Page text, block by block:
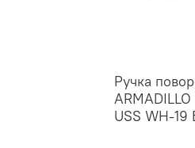
Ручка
USS WH-